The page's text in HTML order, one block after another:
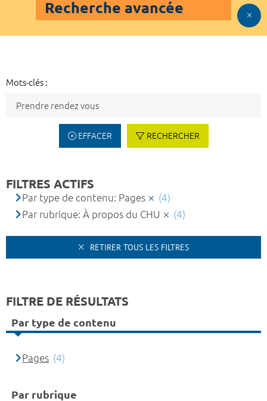
Recherche avancée
Mots-clés :
EFFACER RECHERCHER
FILTRES ACTIFS
Par type de contenu: Pages
(4)
Par rubrique: À propos du CHU
(4)
RETIRER TOUS LES FILTRES
FILTRE DE RÉSULTATS
Par type de contenu
Pages (4)
Par rubrique